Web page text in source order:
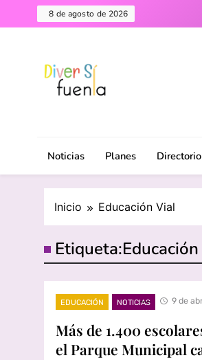
al
8 de agosto de 2026
Diversifuenla – Tu medio
Noticias
Planes Directorio
Inicio Educación Vial
Etiqueta:
EDUCACIÓN NOTICIAS 9 de
Más de 1.400
el Parque Municipal